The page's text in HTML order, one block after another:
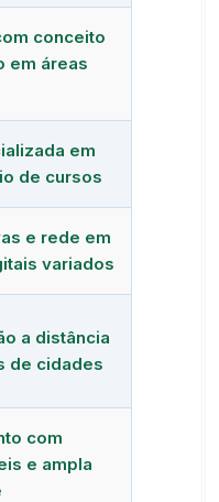
conceito
em áreas
em
de cursos
e rede em
variados
a distância
de cidades
com
e ampla